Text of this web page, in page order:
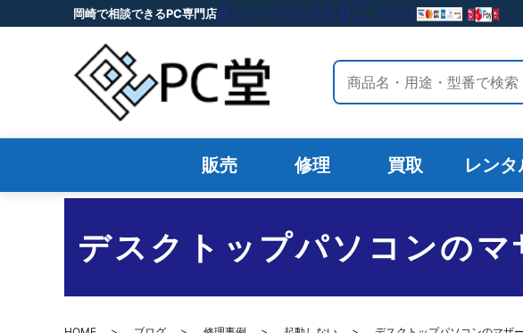
岡崎で相談できるPC専門店
サイト内検索
販売 修理 買取 レンタ
デスクトップパソコンの